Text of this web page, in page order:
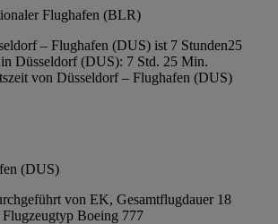
Flughafen (BLR)
– Flughafen (DUS) ist 7 Stunden25
Düsseldorf (DUS): 7 Std. 25 Min.
von Düsseldorf – Flughafen (DUS)
(DUS)
von EK, Gesamtflugdauer 18
Boeing 777